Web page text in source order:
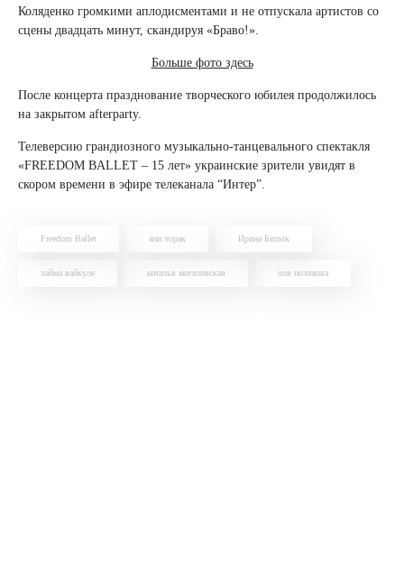
Коляденко громкими аплодисментами и не отпускала артистов со
сцены двадцать минут, скандируя «Браво!».
Больше фото здесь
После концерта празднование творческого юбилея продолжилось
на закрытом afterparty.
Телеверсию грандиозного музыкально-танцевального спектакля
«FREEDOM BALLET – 15 лет» украинские зрители увидят в
скором времени в эфире телеканала “Интер”.
Freedom Ballet ани лорак Ирина Билык
лайма вайкуле наталья могилевская оля полякова